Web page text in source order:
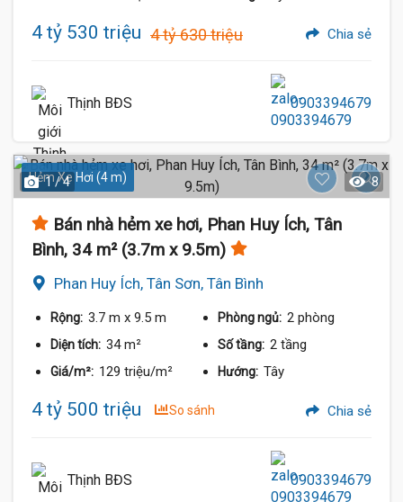
4 tỷ 530 triệu 4 tỷ 630 triệu Chia sẻ
Thịnh BĐS 0903394679
Hẻm Xe Hơi (4 m)
1 / 4 8
Bán nhà hẻm xe hơi, Phan Huy Ích, Tân
Bình, 34 m² (3.7m x 9.5m)
Phan Huy Ích, Tân Sơn, Tân Bình
Rộng: 3.7 m x 9.5 m Phòng ngủ: 2 phòng
Diện tích: 34 m² Số tầng: 2 tầng
Giá/m²: 129 triệu/m² Hướng: Tây
4 tỷ 500 triệu So sánh Chia sẻ
Thịnh BĐS 0903394679